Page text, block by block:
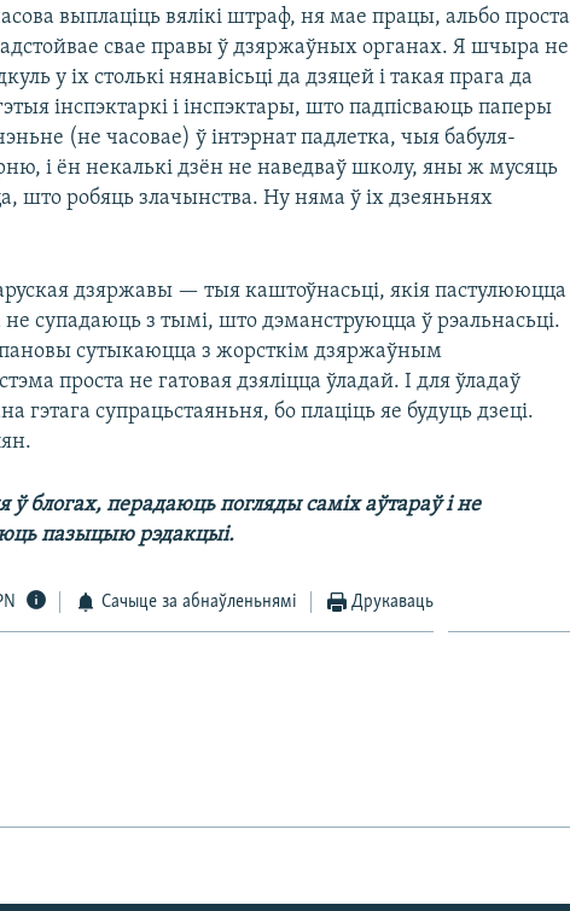
выплаціць вялікі штраф, ня мае працы, альбо проста
адстойвае свае правы ў дзяржаўных органах. Я шчыра не
у іх столькі нянавісьці да дзяцей і такая прага да
інспэктаркі і інспэктары, што падпісваюць паперы
(не часовае) ў інтэрнат падлетка, чыя бабуля-
і ён некалькі дзён не наведваў школу, яны ж мусяць
што робяць злачынства. Ну няма ў іх дзеяньнях
дзяржавы — тыя каштоўнасьці, якія пастулююцца
супадаюць з тымі, што дэманструюцца ў рэальнасьці.
сутыкаюцца з жорсткім дзяржаўным
проста не гатовая дзяліцца ўладай. І для ўладаў
гэтага супрацьстаяньня, бо плаціць яе будуць дзеці.
блогах, перадаюць погляды саміх аўтараў і не
пазыцыю рэдакцыі.
Сачыце за абнаўленьнямі Друкаваць